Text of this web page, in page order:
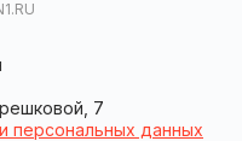
7
персональных данных